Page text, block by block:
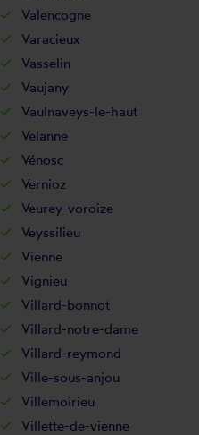
Valencogne
Varacieux
Vasselin
Vaujany
Vaulnaveys-le-haut
Velanne
Vénosc
Vernioz
Veurey-voroize
Veyssilieu
Vienne
Vignieu
Villard-bonnot
Villard-notre-dame
Villard-reymond
Ville-sous-anjou
Villemoirieu
Villette-de-vienne